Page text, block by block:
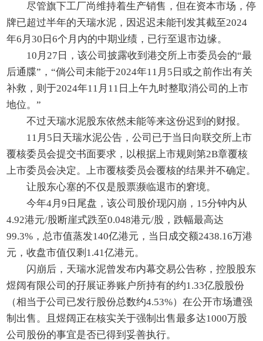
尽管旗下工厂尚维持着生产销售，但在资本市场，停
牌已超过半年的天瑞水泥，因迟迟未能刊发其截至2024
年6月30日6个月内的中期业绩，已行至退市边缘。
10月27日，该公司披露收到港交所上市委员会的“最
后通牒”，“倘公司未能于2024年11月5日或之前作出有关
补救，则于2024年11月11日上午九时整取消公司的上市
地位。”
不过天瑞水泥股东依然未能等来这份迟到的财报。
11月5日天瑞水泥公告，公司已于当日向联交所上市
覆核委员会提交书面要求，以根据上市规则第2B章覆核
上市委员会决定。上市覆核委员会覆核的结果并不确定。
让股东心塞的不仅是股票濒临退市的窘境。
今年4月9日尾盘，该公司股价现闪崩，15分钟内从
4.92港元/股断崖式跌至0.048港元/股，跌幅最高达
99.3%，总市值蒸发140亿港元，当日成交额2438.16万港
元，收盘市值仅剩1.41亿港元。
闪崩后，天瑞水泥曾发布内幕交易公告称，控股股东
煜阔有限公司的孖展证券账户所持有的约1.33亿股股份
（相当于公司已发行股份总数约4.53%）在公开市场遭强
制出售。且煜阔正在核实关于强制出售最多达1000万股
公司股份的事宜是否已得到妥善执行。